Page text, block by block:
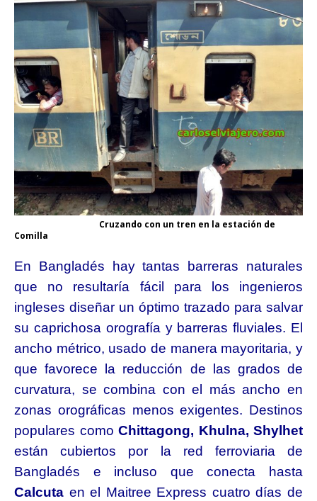
Cruzando con un tren en la estación de
Comilla
En Bangladés hay tantas barreras naturales
que no resultaría fácil para los ingenieros
ingleses diseñar un óptimo trazado para salvar
su caprichosa orografía y barreras fluviales. El
ancho métrico, usado de manera mayoritaria, y
que favorece la reducción de las grados de
curvatura, se combina con el más ancho en
zonas orográficas menos exigentes. Destinos
populares como Chittagong, Khulna, Shylhet
están cubiertos por la red ferroviaria de
Bangladés e incluso que conecta hasta
Calcuta en el Maitree Express cuatro días de